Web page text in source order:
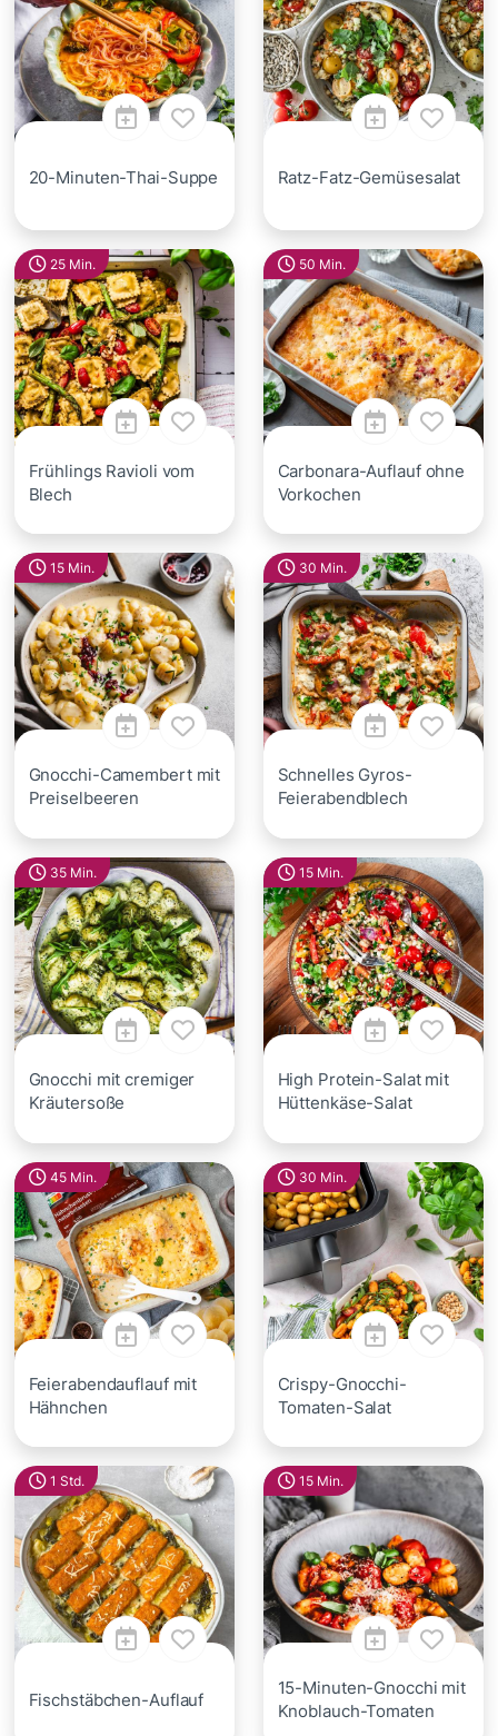
20-Minuten-Thai-Suppe Ratz-Fatz-Gemüsesalat
25 Min.
Frühlings Ravioli vom
Blech
50 Min.
Carbonara-Auflauf ohne
Vorkochen
15 Min.
Gnocchi-Camembert mit
Preiselbeeren
30 Min.
Schnelles Gyros-
Feierabendblech
35 Min.
Gnocchi mit cremiger
Kräutersoße
15 Min.
High Protein-Salat mit
Hüttenkäse-Salat
45 Min.
Feierabendauflauf mit
Hähnchen
30 Min.
Crispy-Gnocchi-
Tomaten-Salat
1 Std.
Fischstäbchen-Auflauf
15 Min.
15-Minuten-Gnocchi mit
Knoblauch-Tomaten